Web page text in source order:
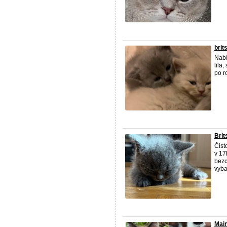
lila,
po
v